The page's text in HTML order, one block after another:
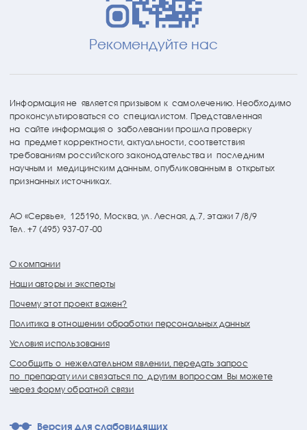
О компании
Наши авторы и эксперты
Почему этот проект важен?
Политика в отношении обработки персональных данных
Условия использования
Сообщить о нежелательном явлении, передать запрос
по препарату или связаться по другим вопросам Вы можете
через форму обратной связи
АО «Сервье», 125196, Москва, ул. Лесная, д.7, этажи 7/8/9
Тел. +7 (495) 937-07-00
Версия для слабовидящих
Информация не является призывом к самолечению. Необходимо
проконсультироваться со специалистом. Представленная
на сайте информация о заболевании прошла проверку
на предмет корректности, актуальности, соответствия
требованиям российского законодательства и последним
научным и медицинским данным, опубликованным в открытых
признанных источниках.
Рекомендуйте нас